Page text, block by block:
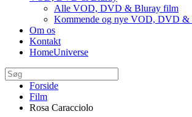
Alle VOD, DVD & Bluray film
Kommende og nye VOD, DVD
Om os
Kontakt
HomeUniverse
Forside
Film
Rosa Caracciolo